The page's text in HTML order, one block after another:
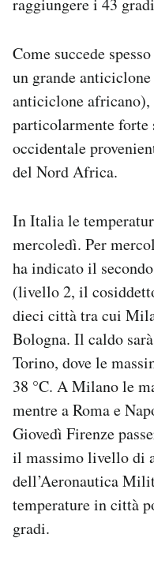
Come succede
un grande
anticiclone africano),
particolarmente forte
occidentale
del Nord Africa.
In Italia le
mercoledì. Per
ha indicato il
(livello 2, il
dieci città tra cui
Bologna. Il caldo
Torino, dove le
38 °C. A Milano le
mentre a Roma e
Giovedì Firenze
il massimo livello di
dell’Aeronautica
temperature in città
gradi.